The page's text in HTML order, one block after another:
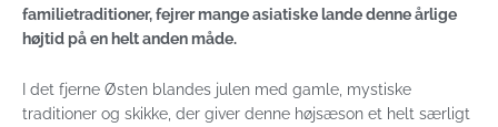
familietraditioner, fejrer mange asiatiske lande denne årlige
højtid på en helt anden måde.
I det fjerne Østen blandes julen med gamle, mystiske
traditioner og skikke, der giver denne højsæson et helt særligt